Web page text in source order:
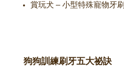
賞玩犬 – 小型特殊寵物牙刷
狗狗訓練刷牙五大祕訣